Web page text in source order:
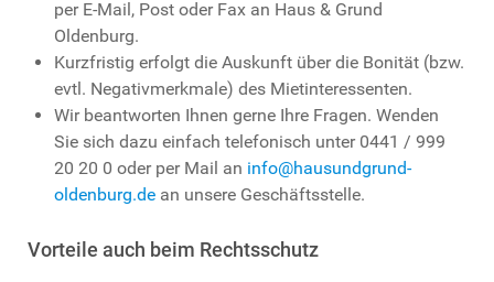
per E-Mail, Post oder Fax an Haus & Grund
Oldenburg.
Kurzfristig erfolgt die Auskunft über die Bonität (bzw.
evtl. Negativmerkmale) des Mietinteressenten.
Wir beantworten Ihnen gerne Ihre Fragen. Wenden
Sie sich dazu einfach telefonisch unter 0441 / 999
20 20 0 oder per Mail an info@hausundgrund-
oldenburg.de an unsere Geschäftsstelle.
Vorteile auch beim Rechtsschutz